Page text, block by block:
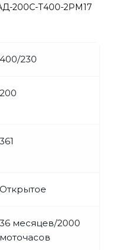
200С-Т400-2РМ17
400/230
200
361
Открытое
36 месяцев/2000
моточасов